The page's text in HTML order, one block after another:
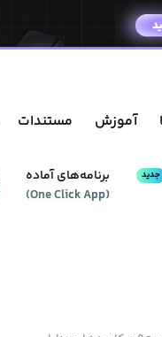
آموزش مستندات
برنامه‌های آماده
(
One Click App
)
جدید